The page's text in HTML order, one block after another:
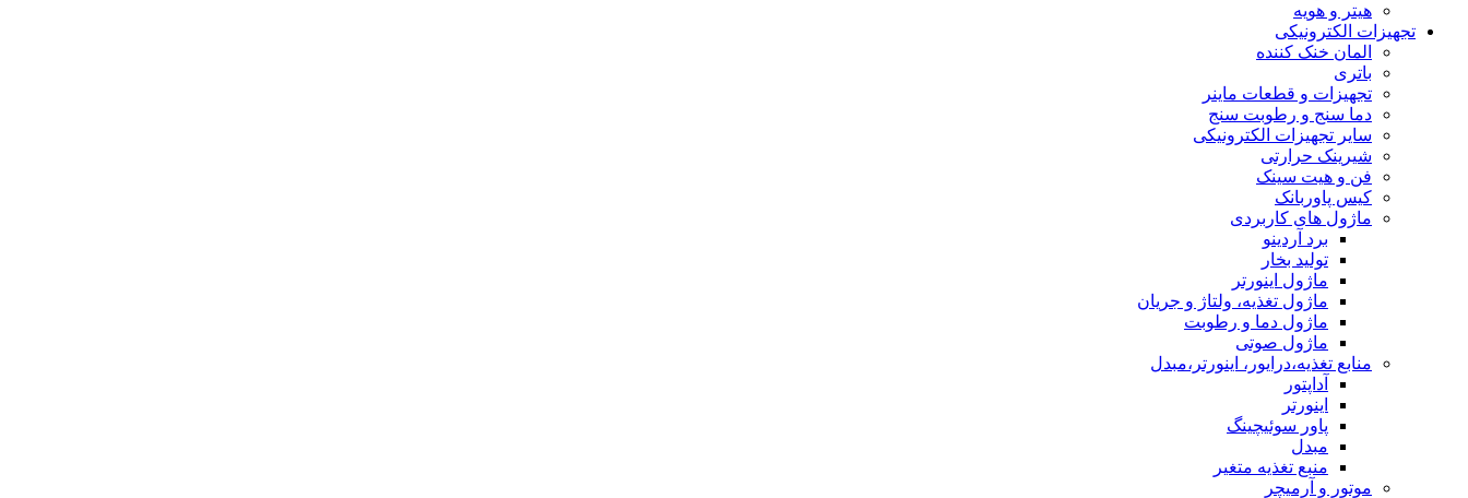
هیتر و هویه
تجهیزات الکترونیکی
المان خنک کننده
باتری
تجهیزات و قطعات ماینر
دما سنج و رطوبت سنج
سایر تجهیزات الکترونیکی
شیرینک حرارتی
فن و هیت سینک
کیس پاوربانک
ماژول های کاربردی
برد آردینو
تولید بخار
ماژول اینورتر
ماژول تغذیه، ولتاژ و جریان
ماژول دما و رطوبت
ماژول صوتی
منابع تغذیه،درایور، اینورتر،مبدل
آداپتور
اینورتر
پاور سوئیچینگ
مبدل
منبع تغذیه متغیر
موتور و آرمیچر